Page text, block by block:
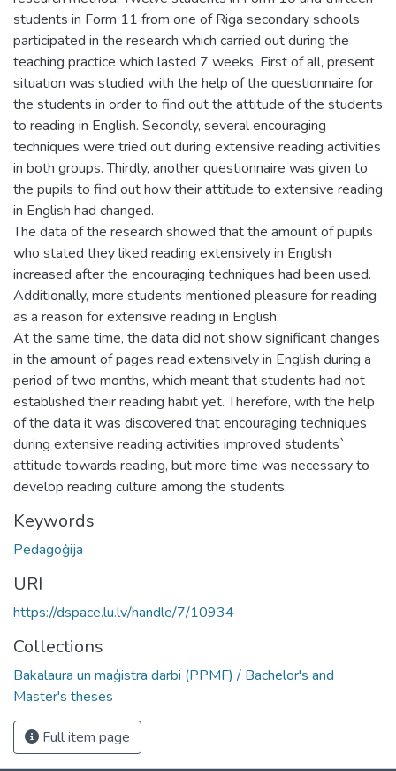
students in Form 11 from one of Riga secondary schools
participated in the research which carried out during the
teaching practice which lasted 7 weeks. First of all, present
situation was studied with the help of the questionnaire for
the students in order to find out the attitude of the students
to reading in English. Secondly, several encouraging
techniques were tried out during extensive reading activities
in both groups. Thirdly, another questionnaire was given to
the pupils to find out how their attitude to extensive reading
in English had changed.
The data of the research showed that the amount of pupils
who stated they liked reading extensively in English
increased after the encouraging techniques had been used.
Additionally, more students mentioned pleasure for reading
as a reason for extensive reading in English.
At the same time, the data did not show significant changes
in the amount of pages read extensively in English during a
period of two months, which meant that students had not
established their reading habit yet. Therefore, with the help
of the data it was discovered that encouraging techniques
during extensive reading activities improved students`
attitude towards reading, but more time was necessary to
develop reading culture among the students.
Keywords
Pedagoģija
URI
https://dspace.lu.lv/handle/7/10934
Collections
Bakalaura un maģistra darbi (PPMF) / Bachelor's and
Master's theses
Full item page